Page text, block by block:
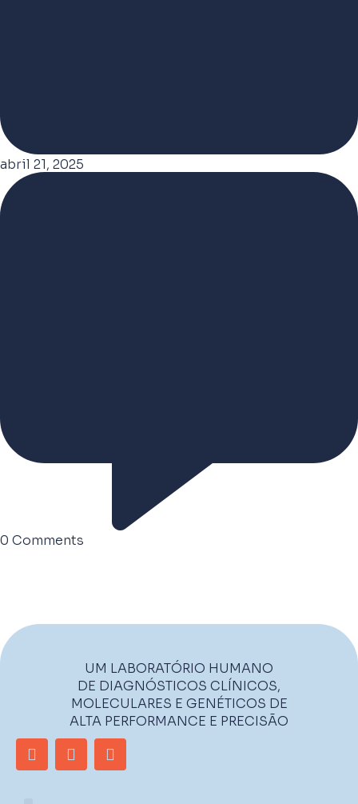
abril 21, 2025
0 Comments
UM LABORATÓRIO HUMANO
DE DIAGNÓSTICOS CLÍNICOS,
MOLECULARES E GENÉTICOS DE
ALTA PERFORMANCE E PRECISÃO